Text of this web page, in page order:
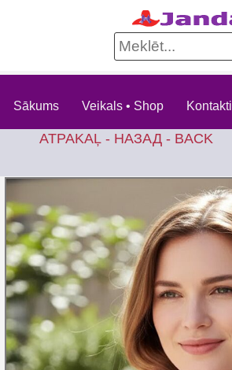
Sākums Veikals • Shop Kontakti
ATPAKAĻ - НАЗАД - BACK